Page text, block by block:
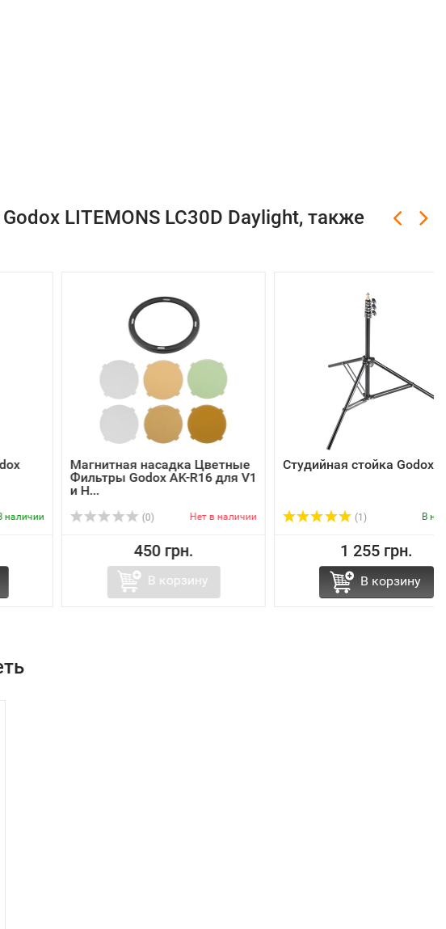
LITEMONS LC30D Daylight, также
Магнитная насадка Цветные
Фильтры Godox AK-R16 для V1
(0) Нет в наличии
450 грн.
В корзину
Студийная стойка Godox 240F
(1)
1 255 грн.
В корзину